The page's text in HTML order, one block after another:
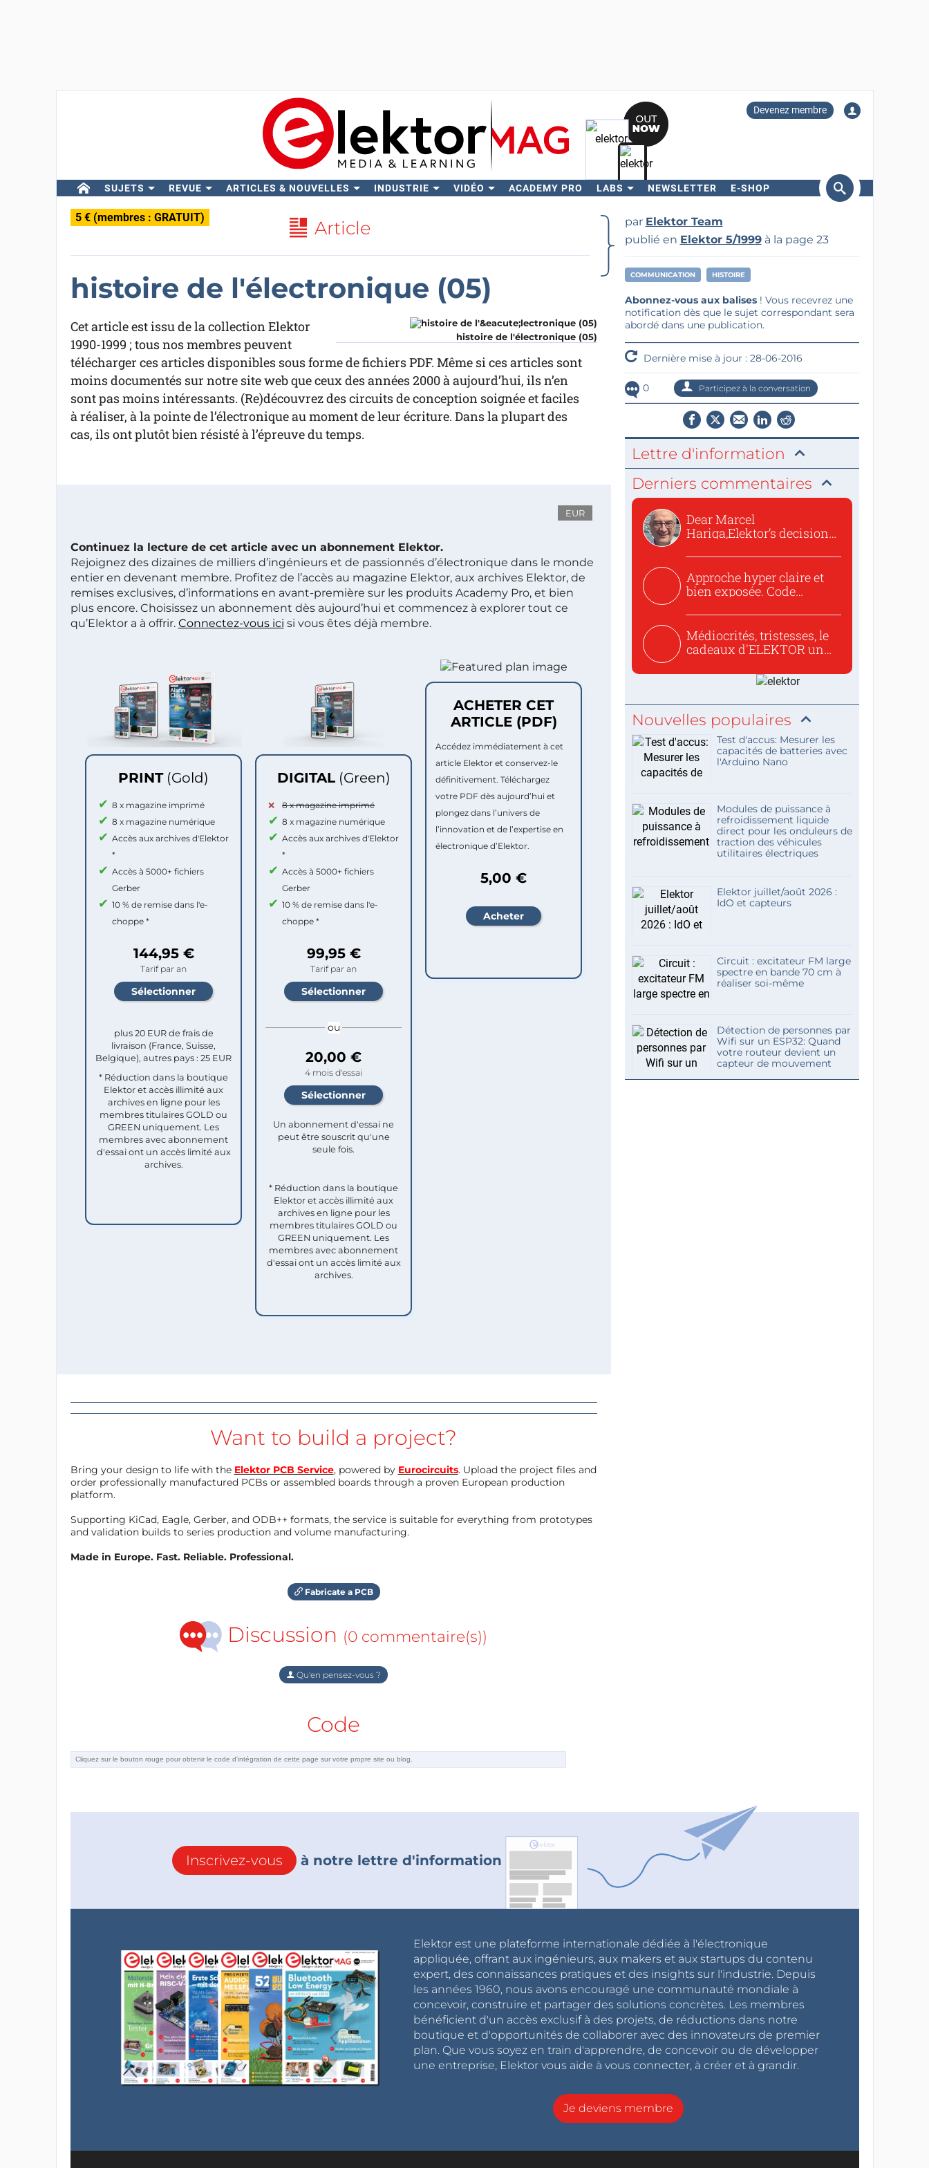
Devenez membre
SUJETS REVUE ARTICLES & NOUVELLES INDUSTRIE VIDÉO ACADEMY PRO LABS NEWSLETTER E-SHOP
Rechercher
5 € (membres : GRATUIT) Article
histoire de l'électronique (05)
histoire de l'électronique (05)
Cet article est issu de la collection Elektor
1990-1999 ; tous nos membres peuvent
télécharger ces articles disponibles sous forme de fichiers PDF. Même si ces articles sont
moins documentés sur notre site web que ceux des années 2000 à aujourd’hui, ils n’en
sont pas moins intéressants. (Re)découvrez des circuits de conception soignée et faciles
à réaliser, à la pointe de l’électronique au moment de leur écriture. Dans la plupart des
cas, ils ont plutôt bien résisté à l’épreuve du temps.
EUR
Continuez la lecture de cet article avec un abonnement Elektor.
Rejoignez des dizaines de milliers d’ingénieurs et de passionnés d’électronique dans le monde
entier en devenant membre. Profitez de l’accès au magazine Elektor, aux archives Elektor, de
remises exclusives, d’informations en avant-première sur les produits Academy Pro, et bien
plus encore. Choisissez un abonnement dès aujourd’hui et commencez à explorer tout ce
qu’Elektor a à offrir. Connectez-vous ici si vous êtes déjà membre.
PRINT (Gold)
8 x magazine imprimé
8 x magazine numérique
Accès aux archives d'Elektor
*
Accès à 5000+ fichiers
Gerber
10 % de remise dans l'e-
choppe *
144,95 €
Tarif par an
plus 20 EUR de frais de
livraison (France, Suisse,
Belgique), autres pays : 25 EUR
* Réduction dans la boutique
Elektor et accès illimité aux
archives en ligne pour les
membres titulaires GOLD ou
GREEN uniquement. Les
membres avec abonnement
d'essai ont un accès limité aux
archives.
DIGITAL (Green)
8 x magazine imprimé
8 x magazine numérique
Accès aux archives d'Elektor
*
Accès à 5000+ fichiers
Gerber
10 % de remise dans l'e-
choppe *
99,95 €
Tarif par an
ou
20,00 €
4 mois d'essai
Un abonnement d'essai ne
peut être souscrit qu'une
seule fois.​
* Réduction dans la boutique
Elektor et accès illimité aux
archives en ligne pour les
membres titulaires GOLD ou
GREEN uniquement. Les
membres avec abonnement
d'essai ont un accès limité aux
archives.
ACHETER CET
ARTICLE (PDF)
Accédez immédiatement à cet
article Elektor et conservez-le
définitivement. Téléchargez
votre PDF dès aujourd’hui et
plongez dans l’univers de
l’innovation et de l’expertise en
électronique d’Elektor.
5,00 €
Want to build a project?
Bring your design to life with the Elektor PCB Service, powered by Eurocircuits. Upload the project files and
order professionally manufactured PCBs or assembled boards through a proven European production
platform.
Supporting KiCad, Eagle, Gerber, and ODB++ formats, the service is suitable for everything from prototypes
and validation builds to series production and volume manufacturing.
Made in Europe. Fast. Reliable. Professional.
Fabricate a PCB
Discussion (0 commentaire(s))
Qu'en pensez-vous ?
Code
par Elektor Team
publié en Elektor 5/1999à la page 23
COMMUNICATION HISTOIRE
Abonnez-vous aux balises! Vous recevrez une
notification dès que le sujet correspondant sera
abordé dans une publication.
Dernière mise à jour : 28-06-2016
0 Participez à la conversation
Lettre d'information
Derniers commentaires
Dear Marcel
Hariga,Elektor’s decision
Approche hyper claire et
bien exposée. Code
Médiocrités, tristesses, le
cadeaux d'ELEKTOR un
Nouvelles populaires
Test d'accus: Mesurer les
capacités de batteries avec
l'Arduino Nano
Modules de puissance à
refroidissement liquide
direct pour les onduleurs de
traction des véhicules
utilitaires électriques
Elektor juillet/août 2026 :
IdO et capteurs
Circuit : excitateur FM large
spectre en bande 70 cm à
réaliser soi-même
Détection de personnes par
Wifi sur un ESP32: Quand
votre routeur devient un
capteur de mouvement
Inscrivez-vous à notre lettre d'information
Elektor est une plateforme internationale dédiée à l'électronique
appliquée, offrant aux ingénieurs, aux makers et aux startups du contenu
expert, des connaissances pratiques et des insights sur l'industrie. Depuis
les années 1960, nous avons encouragé une communauté mondiale à
concevoir, construire et partager des solutions concrètes. Les membres
bénéficient d'un accès exclusif à des projets, de réductions dans notre
boutique et d'opportunités de collaborer avec des innovateurs de premier
plan. Que vous soyez en train d'apprendre, de concevoir ou de développer
une entreprise, Elektor vous aide à vous connecter, à créer et à grandir.
Je deviens membre